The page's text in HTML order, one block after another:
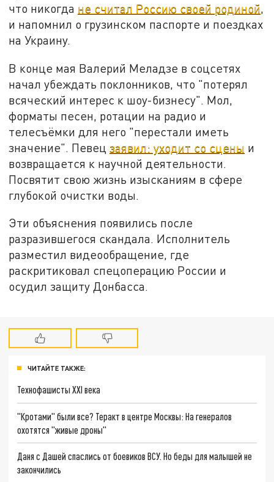
что никогда не считал Россию своей родиной,
и напомнил о грузинском паспорте и поездках
на Украину.
В конце мая Валерий Меладзе в соцсетях
начал убеждать поклонников, что "потерял
всяческий интерес к шоу-бизнесу". Мол,
форматы песен, ротации на радио и
телесъёмки для него "перестали иметь
значение". Певец заявил: уходит со сцены и
возвращается к научной деятельности.
Посвятит свою жизнь изысканиям в сфере
глубокой очистки воды.
Эти объяснения появились после
разразившегося скандала. Исполнитель
разместил видеообращение, где
раскритиковал спецоперацию России и
осудил защиту Донбасса.
ЧИТАЙТЕ ТАКЖЕ:
Технофашисты XXI века
"Кротами" были все? Теракт в центре Москвы: На генералов
охотятся "живые дроны"
Даня с Дашей спаслись от боевиков ВСУ. Но беды для малышей не
закончились